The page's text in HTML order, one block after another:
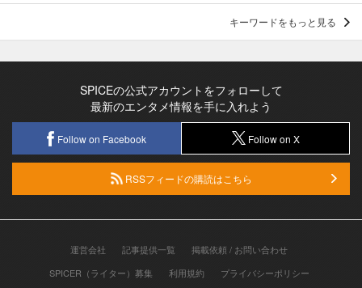
キーワードをもっと見る
SPICEの公式アカウントをフォローして
最新のエンタメ情報を手に入れよう
Follow on Facebook Follow on X
RSSフィードの購読はこちら
運営会社 記事提供一覧
掲載依頼 / お問い合わせ
SPICER（ライター）募集
利用規約 プライバシーポリシー